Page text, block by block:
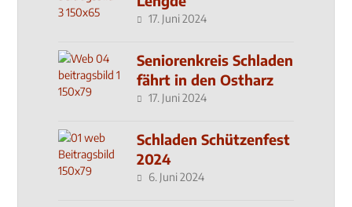
17. Juni 2024
Seniorenkreis Schladen
fährt in den Ostharz
17. Juni 2024
Schladen Schützenfest
2024
6. Juni 2024